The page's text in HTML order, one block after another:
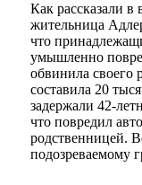
Как рассказали в
жительница
что
умышленно
обвинила своего
составила 20
задержали 42-
что повредил
родственницей.
подозреваемому